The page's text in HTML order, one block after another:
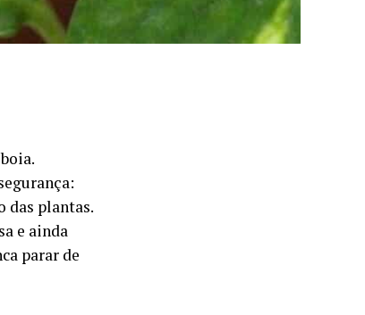
das plantas.
e ainda
parar de